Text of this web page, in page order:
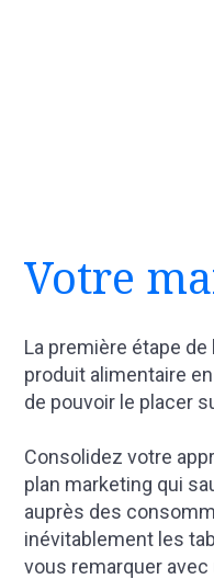
Votre
La première étape
produit alimentaire
de pouvoir le placer
Consolidez votre
plan marketing qui
auprès des
inévitablement les
vous remarquer